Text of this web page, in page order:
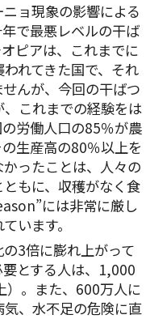
ョ現象の影響による
で最悪レベルの干ば
ピアは、これまでに
れてきた国で、それ
んが、今回の干ばつ
これまでの経験をは
労働人口の85％が農
生産高の80％以上を
ったことは、人々の
もに、収穫がなく食
には非常に厳し
います。
3倍に膨れ上がって
とする人は、1,000
）。また、600万人に
、水不足の危険に直